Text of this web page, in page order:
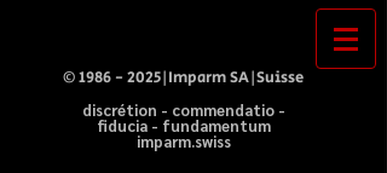
©1986 - 2025|Imparm SA|Suisse
discrétion - commendatio -
fiducia - fundamentum
imparm.swiss